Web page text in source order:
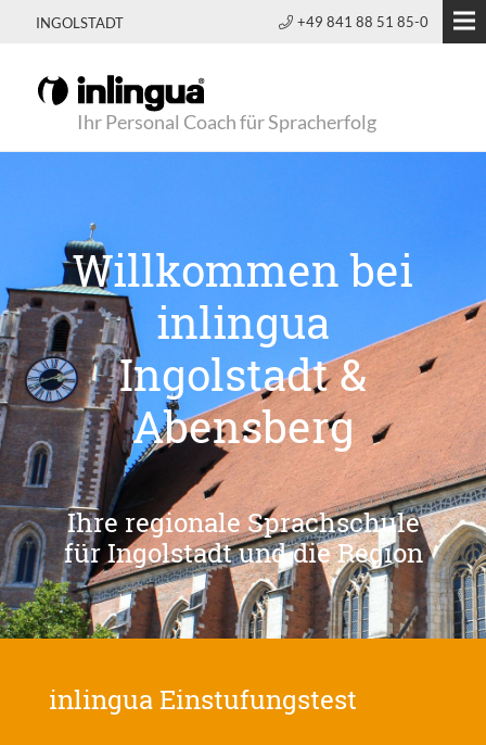
INGOLSTADT +49 841 88 51 85-0
Ihr Personal Coach für Spracherfolg
Willkommen bei
inlingua
Ingolstadt &
Abensberg
Ihre regionale Sprachschule
für Ingolstadt und die Region
inlingua Einstufungstest